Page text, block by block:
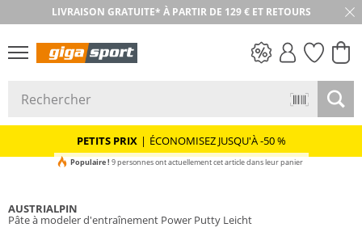
LIVRAISON GRATUITE* À PARTIR DE 129 € ET RETOURS
RETOUR SOUS 30 JOURS
PETITS PRIX | ÉCONOMISEZ JUSQU'À -50 %
Populaire ! 9 personnes ont actuellement cet article dans leur panier
AUSTRIALPIN
Pâte à modeler d'entraînement Power Putty Leicht